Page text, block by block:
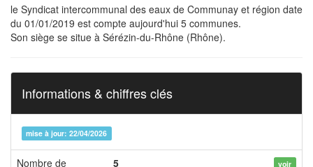
le Syndicat intercommunal des eaux de Communay et région date
du 01/01/2019 est compte aujourd'hui 5 communes.
Son siège se situe à Sérézin-du-Rhône (Rhône).
Informations & chiffres clés
mise à jour: 22/04/2026
Nombre de
5 voir